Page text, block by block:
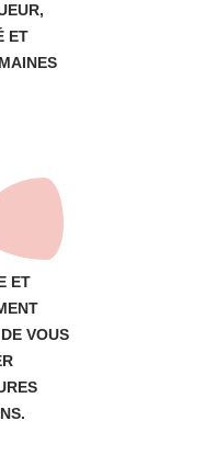
ET
ET
VOUS